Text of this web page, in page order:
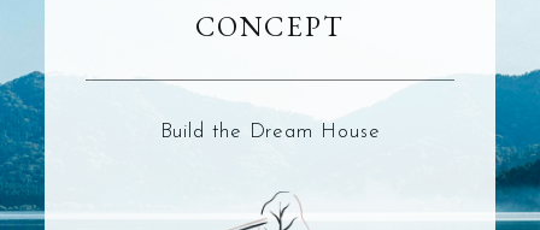
CONCEPT
Build the Dream House